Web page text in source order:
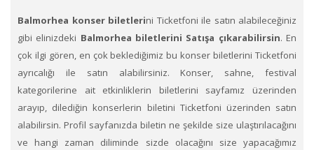
SAT
Balmorhea konser biletlerini Ticketfoni ile satın alabileceğiniz
gibi elinizdeki Balmorhea biletlerini Satışa çıkarabilirsin. En
çok ilgi gören, en çok beklediğimiz bu konser biletlerini Ticketfoni
ayrıcalığı ile satın alabilirsiniz. Konser, sahne, festival
kategorilerine ait etkinliklerin biletlerini sayfamız üzerinden
arayıp, dilediğin konserlerin biletini Ticketfoni üzerinden satın
alabilirsin. Profil sayfanızda biletin ne şekilde size ulaştırılacağını
ve hangi zaman diliminde sizde olacağını size yapacağımız